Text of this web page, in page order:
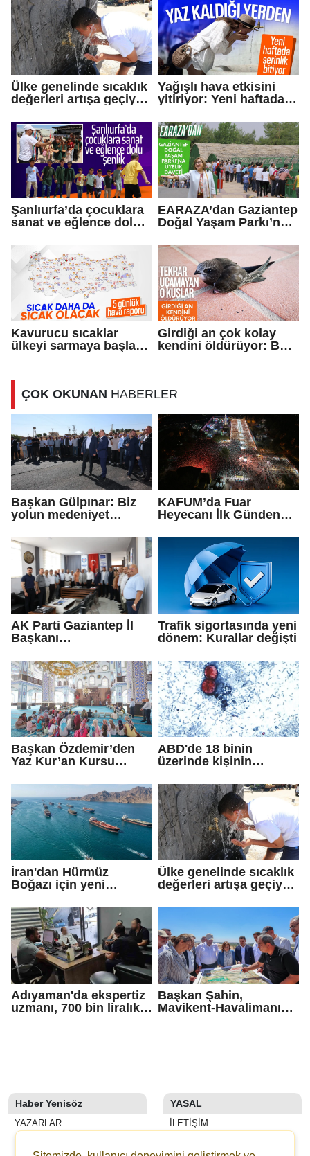
Ülke genelinde sıcaklık
değerleri artışa geçiyor:
görülecek
Yağışlı hava etkisini
yitiriyor: Yeni haftada
Şanlıurfa’da çocuklara
sanat ve eğlence dolu
EARAZA’dan Gaziantep
Doğal Yaşam Parkı’na
Kavurucu sıcaklar
ülkeyi sarmaya başladı:
Girdiği an çok kolay
kendini öldürüyor: Bu
ÇOK OKUNAN HABERLER
Başkan Gülpınar: Biz
yolun medeniyet
KAFUM’da Fuar
Heyecanı İlk Günden
AK Parti Gaziantep İl
Başkanı
toplum kuruluşlarına
ziyaret: Gönül
köprülerini
güçlendirmeye devam
edeceğiz
Trafik sigortasında yeni
dönem: Kurallar değişti
Başkan Özdemir’den
Yaz Kur’an Kursu
ABD'de 18 binin
üzerinde kişinin
'siklosporiyazis'
salgını: 2 kişi hayatını
kaybetti
İran'dan Hürmüz
Boğazı için yeni
Ülke genelinde sıcaklık
değerleri artışa geçiyor:
görülecek
Adıyaman'da ekspertiz
uzmanı, 700 bin liralık
Başkan Şahin,
Mavikent-Havalimanı
Haber Yenisöz
YAZARLAR
SON DAKİKA
YASAL
İLETIŞIM